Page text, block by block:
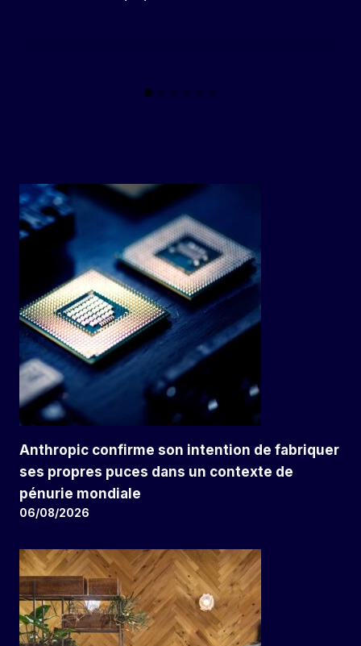
Anthropic confirme son intention de fabriquer
ses propres puces dans un contexte de
pénurie mondiale
06/08/2026